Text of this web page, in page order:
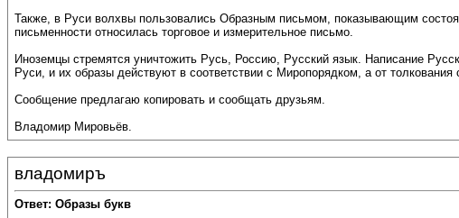
Также, в Руси волхвы пользовались Образным письмом, показывающим
письменности относилась торговое и измерительное письмо.
Иноземцы стремятся уничтожить Русь, Россию, Русский язык. Написание
Руси, и их образы действуют в соответствии с Миропорядком, а от
Сообщение предлагаю копировать и сообщать друзьям.
Владомир Мировьёв.
владомиръ
Ответ: Образы букв